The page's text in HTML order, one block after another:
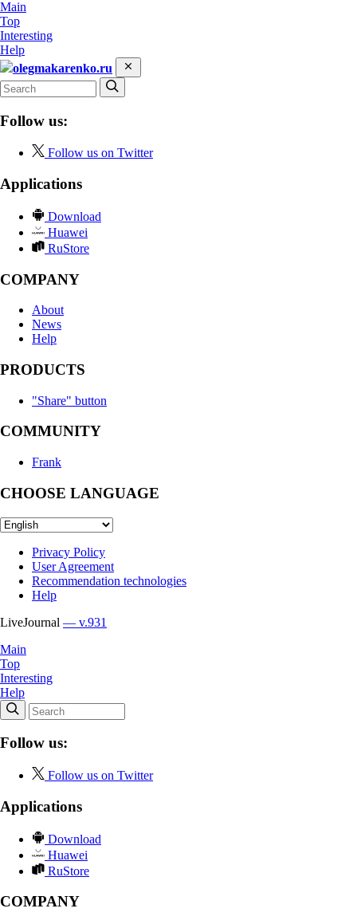
Main
Top
Interesting
Help
olegmakarenko.ru
Follow us:
Follow us on Twitter
Applications
Download
Huawei
RuStore
COMPANY
About
News
Help
PRODUCTS
"Share" button
COMMUNITY
Frank
CHOOSE LANGUAGE
Privacy Policy
User Agreement
Recommendation technologies
Help
LiveJournal — v.931
Main
Top
Interesting
Help
Follow us:
Follow us on Twitter
Applications
Download
Huawei
RuStore
COMPANY